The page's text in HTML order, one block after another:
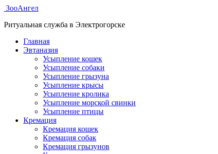
ЗооАнгел
Ритуальная служба в Электрогорске
Главная
Эвтаназия
Усыпление кошек
Усыпление собаки
Усыпление грызуна
Усыпление крысы
Усыпление кролика
Усыпление морской свинки
Усыпление птицы
Кремация
Кремация кошек
Кремация собак
Кремация грызунов